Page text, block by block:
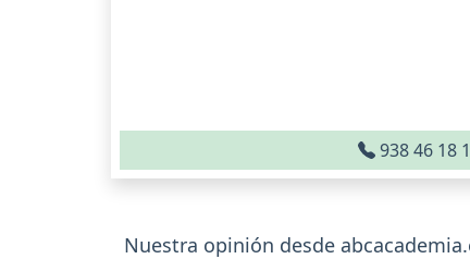
938 46 18
Nuestra opinión desde